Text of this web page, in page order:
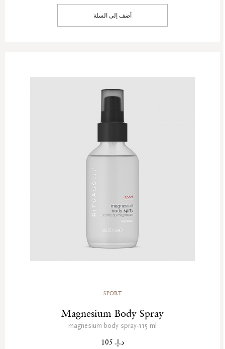
أضف إلى السلة
SPORT
Magnesium Body Spray
magnesium body spray-115 ml
د.إ. 105